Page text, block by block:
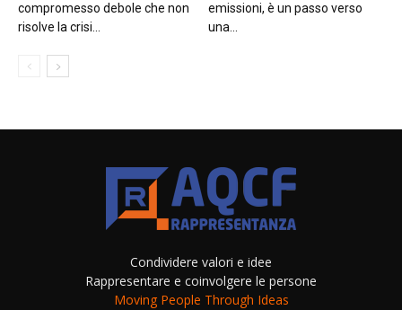
compromesso debole che non
risolve la crisi...
emissioni, è un passo verso
una...
Condividere valori e idee
Rappresentare e coinvolgere le persone
Moving People Through Ideas